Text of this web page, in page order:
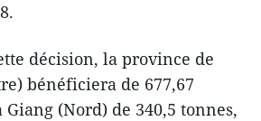
décision, la province de
bénéficiera de 677,67
(Nord) de 340,5 tonnes,